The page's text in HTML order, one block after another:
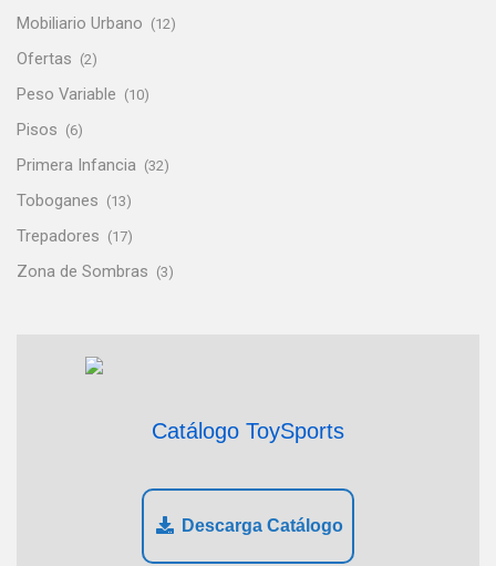
Mobiliario Urbano (12)
Ofertas (2)
Peso Variable (10)
Pisos (6)
Primera Infancia (32)
Toboganes (13)
Trepadores (17)
Zona de Sombras (3)
Catálogo ToySports
Descarga Catálogo